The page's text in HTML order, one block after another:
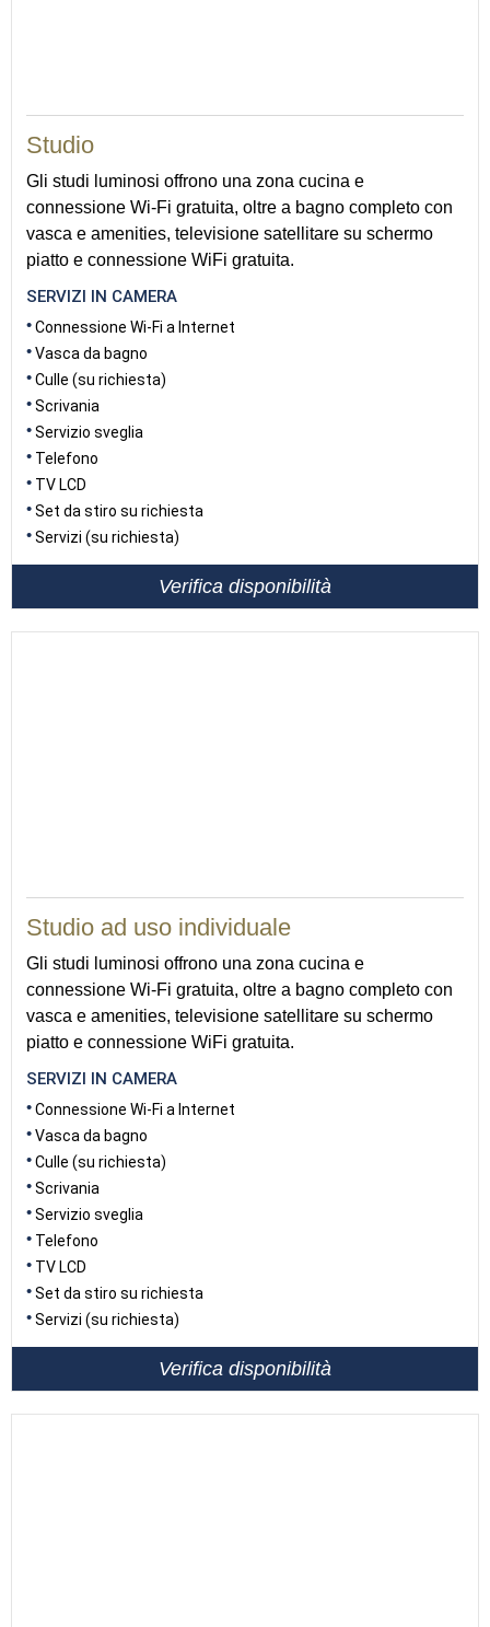
Studio
Gli studi luminosi offrono una zona cucina e
connessione Wi-Fi gratuita, oltre a bagno completo con
vasca e amenities, televisione satellitare su schermo
piatto e connessione WiFi gratuita.
SERVIZI IN CAMERA
Connessione Wi-Fi a Internet
Vasca da bagno
Culle (su richiesta)
Scrivania
Servizio sveglia
Telefono
TV LCD
Set da stiro su richiesta
Servizi (su richiesta)
Verifica disponibilità
Studio ad uso individuale
Gli studi luminosi offrono una zona cucina e
connessione Wi-Fi gratuita, oltre a bagno completo con
vasca e amenities, televisione satellitare su schermo
piatto e connessione WiFi gratuita.
SERVIZI IN CAMERA
Connessione Wi-Fi a Internet
Vasca da bagno
Culle (su richiesta)
Scrivania
Servizio sveglia
Telefono
TV LCD
Set da stiro su richiesta
Servizi (su richiesta)
Verifica disponibilità